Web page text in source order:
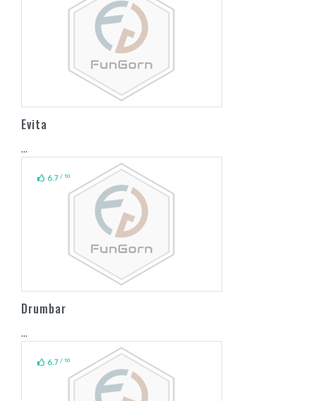
Evita
...
6.7 / 10
Drumbar
...
6.7 / 10